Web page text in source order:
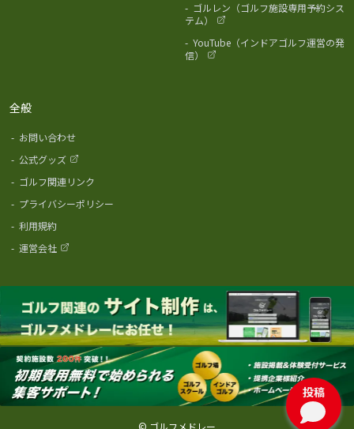
投稿
- ゴルレン（ゴルフ施設専用予約シス
テム）
- YouTube（インドアゴルフ運営の発
信）
全般
- お問い合わせ
- 公式グッズ
- ゴルフ関連リンク
- プライバシーポリシー
- 利用規約
- 運営会社
© ゴルフメドレー